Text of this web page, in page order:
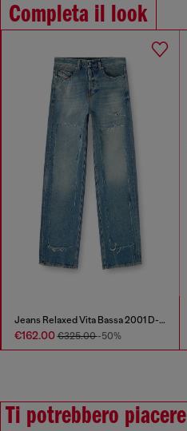
Completa il look
Jeans Relaxed Vita Bassa 2001 D-Macro
€162.00€325.00-50%
Ti potrebbero piacere